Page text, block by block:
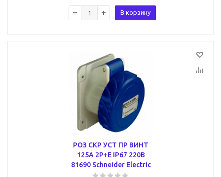
В корзину
РОЗ СКР УСТ ПР ВИНТ
125А 2P+E IP67 220В
81690 Schneider Electric